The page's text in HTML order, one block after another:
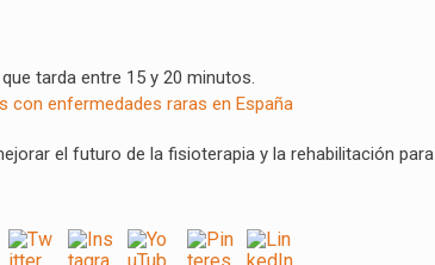
tarda entre 15 y 20 minutos.
con enfermedades raras en España
el futuro de la fisioterapia y la rehabilitación para